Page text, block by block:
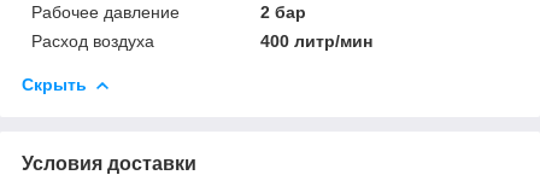
Рабочее давление
2 бар
Расход воздуха
400 литр/мин
Скрыть
Условия доставки